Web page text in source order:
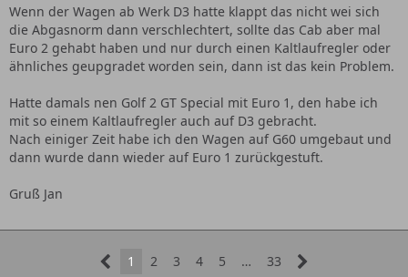
Wenn der Wagen ab Werk D3 hatte klappt das nicht wei sich
die Abgasnorm dann verschlechtert, sollte das Cab aber mal
Euro 2 gehabt haben und nur durch einen Kaltlaufregler oder
ähnliches geupgradet worden sein, dann ist das kein Problem.
Hatte damals nen Golf 2 GT Special mit Euro 1, den habe ich
mit so einem Kaltlaufregler auch auf D3 gebracht.
Nach einiger Zeit habe ich den Wagen auf G60 umgebaut und
dann wurde dann wieder auf Euro 1 zurückgestuft.
Gruß Jan
1 2 3 4 5 … 33